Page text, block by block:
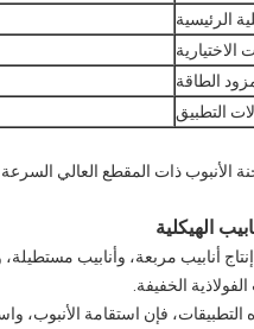
الرئيسية
الاختيارية
الطاقة
التطبيق
الأنبوب ذات المقطع العالي
الهيكلية
أنابيب مربعة، وأنابيب
الخفيفة.
التطبيقات، فإن استقامة الأنبوب،